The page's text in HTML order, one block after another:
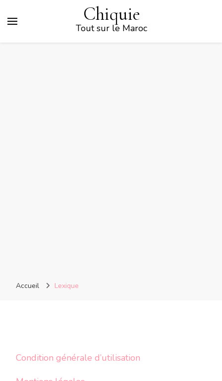
Chiquie
Tout sur le Maroc
Accueil Lexique
Condition générale d’utilisation